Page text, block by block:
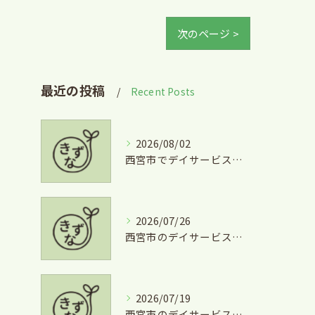
次のページ >
最近の投稿 Recent Posts
2026/08/02
西宮市でデイサービスとグルメを両立できる兵庫県西宮市学文殿町の魅力
2026/07/26
西宮市のデイサービスを気軽に利用するための短時間利用や費用徹底ガイド
2026/07/19